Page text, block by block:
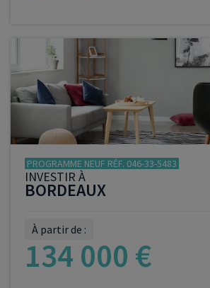
VOIR LE PROGRAMME
PROGRAMME NEUF RÉF. 046-33-5483
INVESTIR À
BORDEAUX
À partir de :
134 000 €